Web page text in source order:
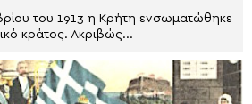
του 1913 η Κρήτη ενσωματώθηκε
κράτος. Ακριβώς...